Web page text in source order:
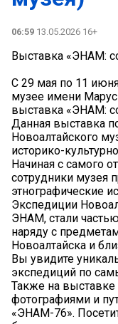
06:59 13.05.2026 16+
Выставка «ЭНАМ:
С 29 мая по 11
музее имени
выставка «ЭНАМ:
Данная выставка
Новоалтайского
историко-
Начиная с самого
сотрудники музея
этнографические
Экспедиции
ЭНАМ, стали
наряду с
Новоалтайска и
Вы увидите
экспедиций по
Также на
фотографиями и
«ЭНАМ-76».